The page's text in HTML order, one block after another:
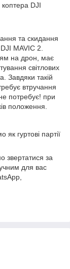
DJI
та скидання
MAVIC 2.
на дрон, має
світлових
Завдяки такій
втручання
потребує! при
положення.
гуртові партії
звертатися за
для вас